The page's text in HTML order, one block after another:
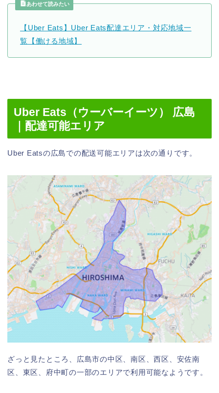
あわせて読みたい
【Uber Eats】Uber Eats配達エリア・対応地域一
覧【働ける地域】
Uber Eats（ウーバーイーツ） 広島
｜配達可能エリア
Uber Eatsの広島での配送可能エリアは次の通りです。
ざっと見たところ、広島市の中区、南区、西区、安佐南
区、東区、府中町の一部のエリアで利用可能なようです。